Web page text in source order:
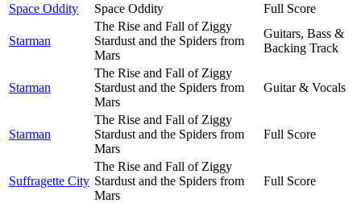
Space Oddity
Space Oddity Full Score
Starman
The Rise and Fall of Ziggy
Stardust and the Spiders from
Mars
Guitars, Bass &
Backing Track
Starman
The Rise and Fall of Ziggy
Stardust and the Spiders from
Mars
Guitar & Vocals
Starman
The Rise and Fall of Ziggy
Stardust and the Spiders from
Mars
Full Score
Suffragette City
The Rise and Fall of Ziggy
Stardust and the Spiders from
Mars
Full Score